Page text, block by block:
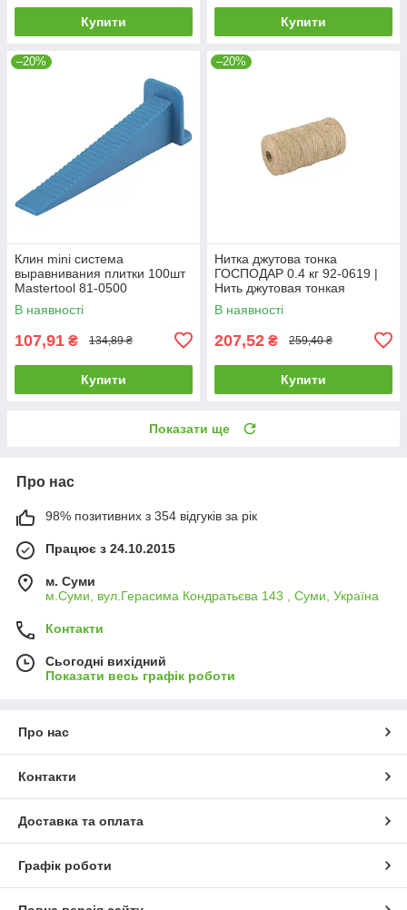
Купити Купити
–20%
Клин mini система
выравнивания плитки 100шт
Mastertool 81-0500
В наявності
107,91 ₴ 134,89 ₴
Купити
–20%
Нитка джутова тонка
ГОСПОДАР 0.4 кг 92-0619 |
Нить джутовая тонкая
ГОСПОДАР 0.4 кг 92-0619
В наявності
207,52 ₴ 259,40 ₴
Купити
Показати ще
Про нас
98% позитивних з 354 відгуків за рік
Працює з 24.10.2015
м. Суми
м.Суми, вул.Герасима Кондратьєва 143 , Суми, Україна
Контакти
Сьогодні вихідний
Показати весь графік роботи
Про нас
Контакти
Доставка та оплата
Графік роботи